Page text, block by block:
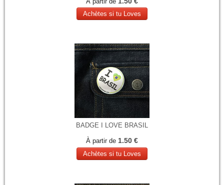
Achètes si tu Loves
BADGE I LOVE BRASIL
À partir de 1.50 €
Achètes si tu Loves